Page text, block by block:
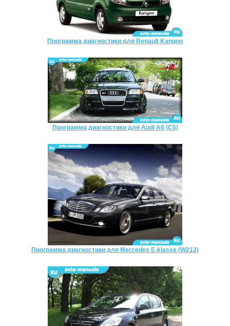
Программа диагностики для Renault Kangoo
Программа диагностики для Audi A6 (C5)
Программа диагностики для Mercedes E-klasse (W212)